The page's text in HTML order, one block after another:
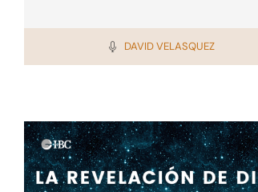
DAVID VELASQUEZ